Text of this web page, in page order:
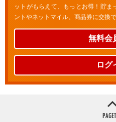
ットがもらえて、もっとお得！貯ま
ントやネットマイル、商品券に交換
無料会
ログ